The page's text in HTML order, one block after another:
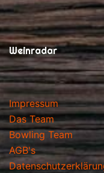
Weinradar
Impressum
Das Team
Bowling Team
AGB's